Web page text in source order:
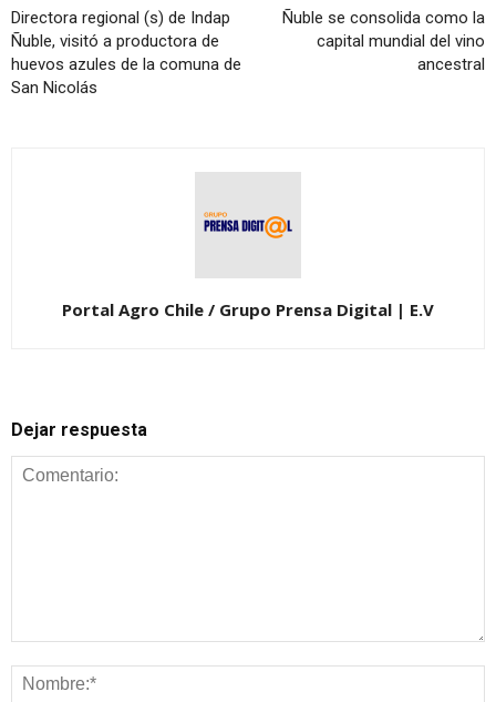
Directora regional (s) de Indap
Ñuble, visitó a productora de
huevos azules de la comuna de
San Nicolás
Ñuble se consolida como la
capital mundial del vino
ancestral
Portal Agro Chile / Grupo Prensa Digital | E.V
Dejar respuesta